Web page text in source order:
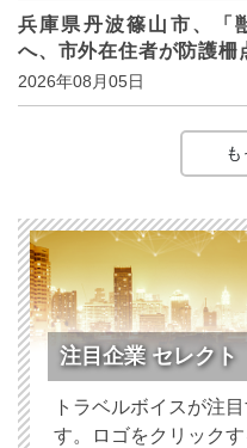
兵庫県丹波篠山市、「
へ、市外在住者が防護柵
2026年08月05日
も
注目企業 セレクト
トラベルボイスが注
す。ロゴをクリック